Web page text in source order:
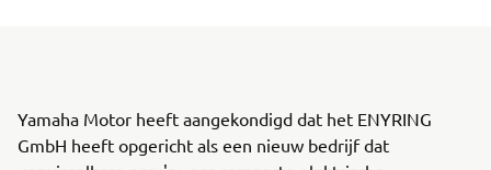
Yamaha Motor heeft aangekondigd dat het ENYRING
GmbH heeft opgericht als een nieuw bedrijf dat